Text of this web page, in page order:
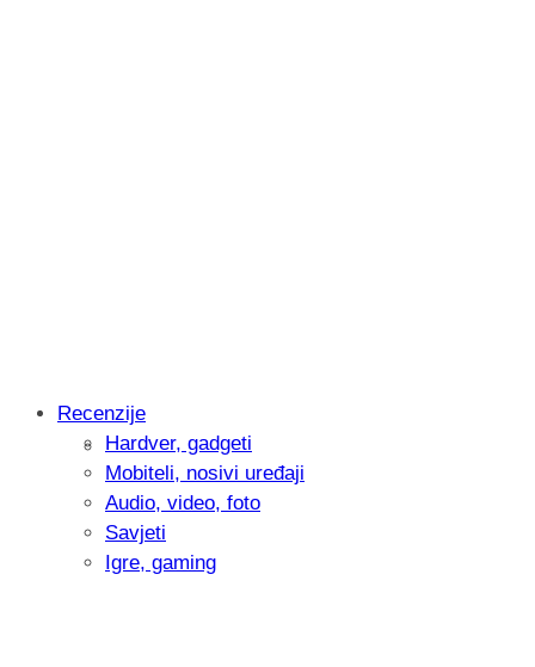
Intervju: Goran Jović, fotograf -
Recenzije
Hardver, gadgeti
Mobiteli, nosivi uređaji
Audio, video, foto
Savjeti
Igre, gaming